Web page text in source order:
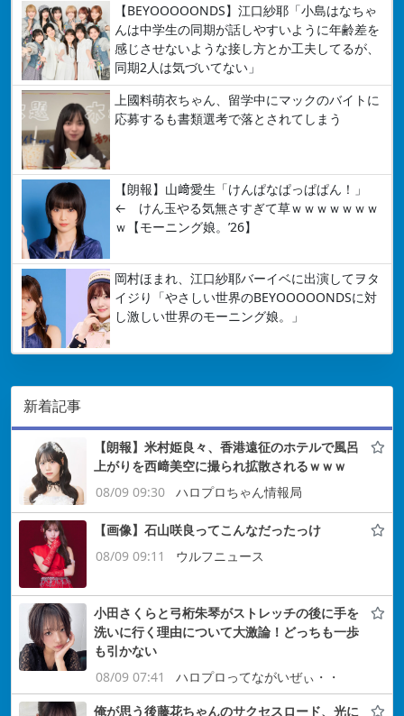
【BEYOOOOONDS】江口紗耶「小島はなちゃ
んは中学生の同期が話しやすいように年齢差を
感じさせないような接し方とか工夫してるが、
同期2人は気づいてない」
上國料萌衣ちゃん、留学中にマックのバイトに
応募するも書類選考で落とされてしまう
【朗報】山﨑愛生「けんぱなぱっぱぱん！」
← けん玉やる気無さすぎて草ｗｗｗｗｗｗｗ
ｗ【モーニング娘。’26】
岡村ほまれ、江口紗耶バーイベに出演してヲタ
イジり「やさしい世界のBEYOOOOONDSに対
し激しい世界のモーニング娘。」
新着記事
【朗報】米村姫良々、香港遠征のホテルで風呂
上がりを西﨑美空に撮られ拡散されるｗｗｗ
08/09 09:30
ハロプロちゃん情報局
【画像】石山咲良ってこんなだったっけ
08/09 09:11
ウルフニュース
小田さくらと弓桁朱琴がストレッチの後に手を
洗いに行く理由について大激論！どっちも一歩
も引かない
08/09 07:41
ハロプロってながいぜぃ・・
俺が思う後藤花ちゃんのサクセスロード、光に